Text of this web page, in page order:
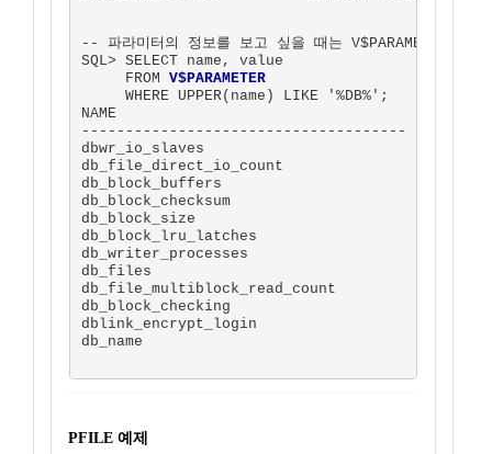
-- 파라미터의 정보를 보고 싶을 때는 V$PARAMETER을 이
SQL> SELECT name, value
     FROM
V$PARAMETER
     WHERE UPPER(name) LIKE '%DB%';
NAME                                    VALUE
------------------------------------- -------
dbwr_io_slaves                              0
db_file_direct_io_count                    64
db_block_buffers                         2048
db_block_checksum                       FALSE
db_block_size                            8192
db_block_lru_latches                        1
db_writer_processes                         1
db_files                                 1024
db_file_multiblock_read_count               8
db_block_checking                       FALSE
dblink_encrypt_login                    FALSE
db_name                                 storm
PFILE 예제